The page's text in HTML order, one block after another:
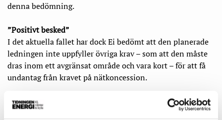
denna bedömning.
”Positivt besked”
I det aktuella fallet har dock Ei bedömt att den planerade
ledningen inte uppfyller övriga krav – som att den måste
dras inom ett avgränsat område och vara kort – för att få
undantag från kravet på nätkoncession.